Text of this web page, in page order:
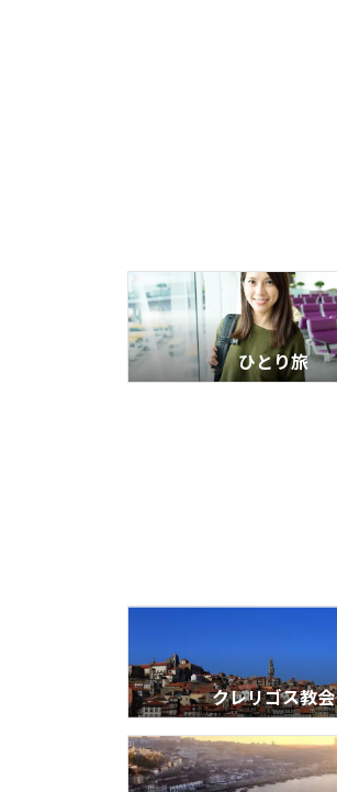
ひとり旅
クレリゴス教会